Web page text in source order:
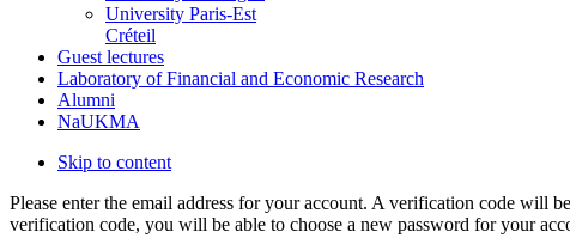
University Paris-Est
Créteil
Guest lectures
Laboratory of Financial and Economic Research
Alumni
NaUKMA
Skip to content
Please enter the email address for your account. A verification code will
verification code, you will be able to choose a new password for your